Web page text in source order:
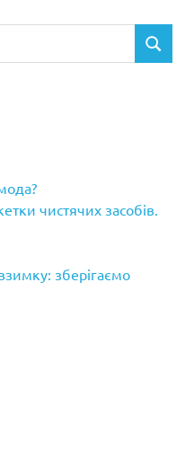
ПОШУК
чистячих засобів.
зберігаємо